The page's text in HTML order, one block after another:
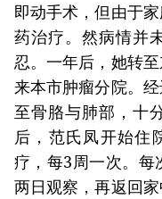
即动手术，但由于
药治疗。然病情并
忍。一年后，她转
来本市肿瘤分院。
至骨胳与肺部，十
后，范氏凤开始住
疗，每3周一次。每
两日观察，再返回